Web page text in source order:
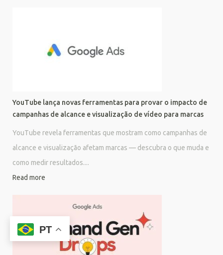
YouTube lança novas ferramentas para provar o impacto de
campanhas de alcance e visualização de vídeo para marcas
YouTube revela ferramentas que mostram como campanhas de
alcance e visualização afetam marcas — descubra o que muda e
como medir resultados....
Read more
PT